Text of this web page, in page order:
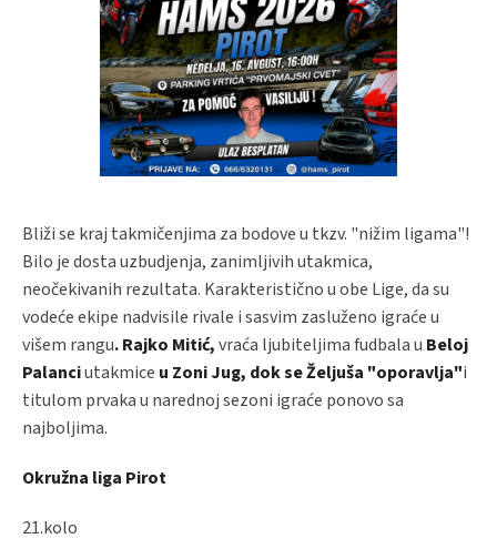
Bliži se kraj takmičenjima za bodove u tkzv. "nižim ligama"!
Bilo je dosta uzbudjenja, zanimljivih utakmica,
neočekivanih rezultata. Karakteristično u obe Lige, da su
vodeće ekipe nadvisile rivale i sasvim zasluženo igraće u
višem rangu. Rajko Mitić,vraća ljubiteljima fudbala u Beloj
Palanciutakmice u Zoni Jug, dok se Željuša "oporavlja"i
titulom prvaka u narednoj sezoni igraće ponovo sa
najboljima.
Okružna liga Pirot
21.kolo